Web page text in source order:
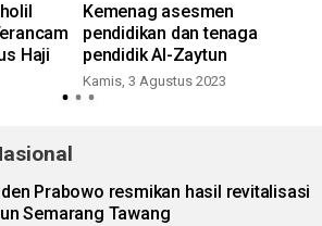
Haji
Kemenag asesmen
pendidikan dan tenaga
pendidik Al-Zaytun
Kamis, 3 Agustus 2023
Prabowo resmikan hasil revitalisasi
Semarang Tawang